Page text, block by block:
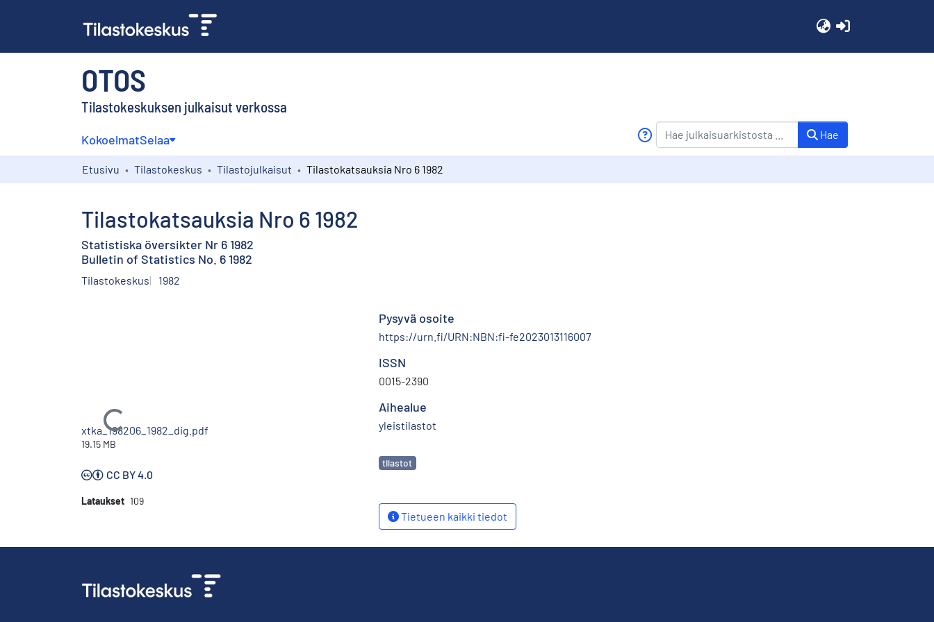
OTOS
Tilastokeskuksen julkaisut verkossa
KokoelmatSelaa Hae
Etusivu Tilastokeskus Tilastojulkaisut Tilastokatsauksia Nro 6 1982
Tilastokatsauksia Nro 6 1982
Statistiska översikter Nr 6 1982
Bulletin of Statistics No. 6 1982
Tilastokeskus 1982
Ladataan...
xtka_198206_1982_dig.pdf
19.15 MB
CC BY 4.0
Lataukset 109
Pysyvä osoite
https://urn.fi/URN:NBN:fi-fe2023013116007
ISSN
0015-2390
Aihealue
yleistilastot
Avainsanat
tilastot
Tietueen kaikki tiedot